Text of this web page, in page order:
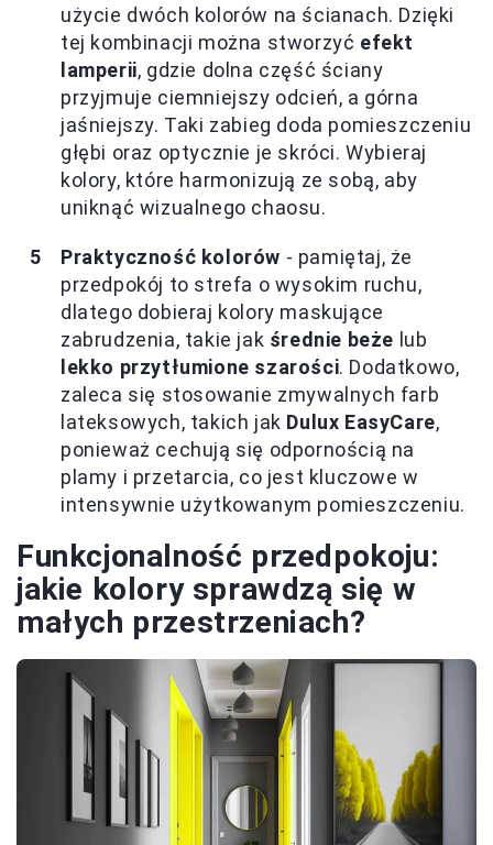
użycie dwóch kolorów na ścianach. Dzięki
tej kombinacji można stworzyć efekt
lamperii, gdzie dolna część ściany
przyjmuje ciemniejszy odcień, a górna
jaśniejszy. Taki zabieg doda pomieszczeniu
głębi oraz optycznie je skróci. Wybieraj
kolory, które harmonizują ze sobą, aby
uniknąć wizualnego chaosu.
Praktyczność kolorów - pamiętaj, że
przedpokój to strefa o wysokim ruchu,
dlatego dobieraj kolory maskujące
zabrudzenia, takie jak średnie beże lub
lekko przytłumione szarości. Dodatkowo,
zaleca się stosowanie zmywalnych farb
lateksowych, takich jak Dulux EasyCare,
ponieważ cechują się odpornością na
plamy i przetarcia, co jest kluczowe w
intensywnie użytkowanym pomieszczeniu.
Funkcjonalność przedpokoju:
jakie kolory sprawdzą się w
małych przestrzeniach?